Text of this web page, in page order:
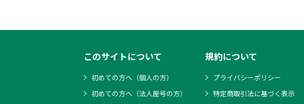
このサイトについて
初めての方へ（個人の方）
初めての方へ（法人屋号の方）
規約について
プライバシーポリシー
特定商取引法に基づく表示